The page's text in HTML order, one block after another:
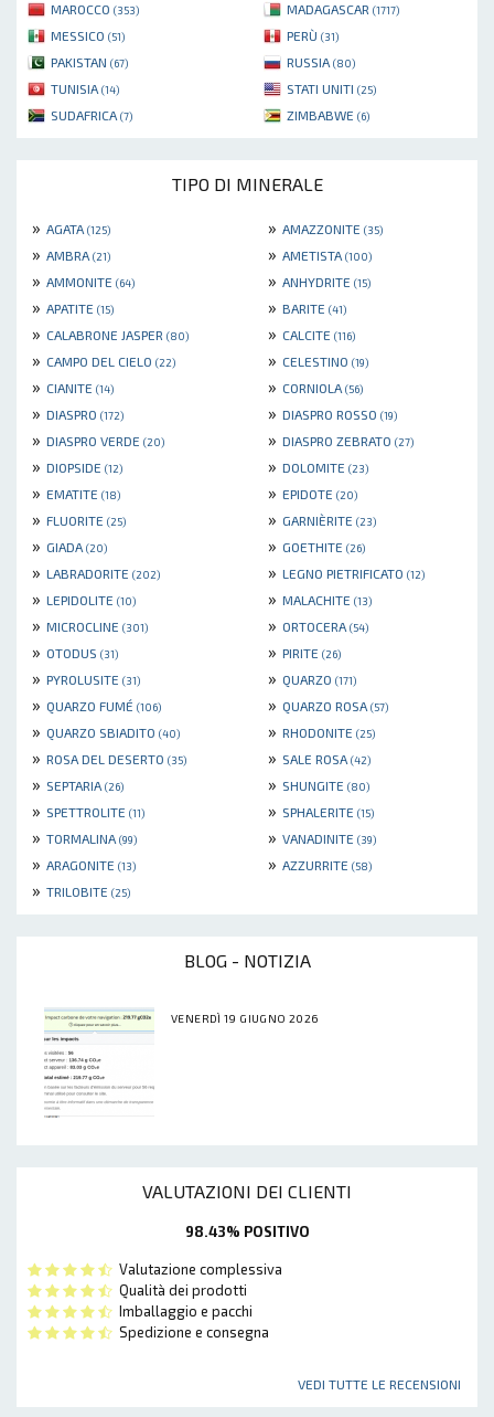
MAROCCO (353) MADAGASCAR (1717)
MESSICO (51) PERÙ (31)
PAKISTAN (67) RUSSIA (80)
TUNISIA (14) STATI UNITI (25)
SUDAFRICA (7) ZIMBABWE (6)
TIPO DI MINERALE
» AGATA (125) » AMAZZONITE (35)
» AMBRA (21) » AMETISTA (100)
» AMMONITE (64) » ANHYDRITE (15)
» APATITE (15) » BARITE (41)
» CALABRONE JASPER (80) » CALCITE (116)
» CAMPO DEL CIELO (22) » CELESTINO (19)
» CIANITE (14) » CORNIOLA (56)
» DIASPRO (172) » DIASPRO ROSSO (19)
» DIASPRO VERDE (20) » DIASPRO ZEBRATO (27)
» DIOPSIDE (12) » DOLOMITE (23)
» EMATITE (18) » EPIDOTE (20)
» FLUORITE (25) » GARNIÈRITE (23)
» GIADA (20) » GOETHITE (26)
» LABRADORITE (202) » LEGNO PIETRIFICATO (12)
» LEPIDOLITE (10) » MALACHITE (13)
» MICROCLINE (301) » ORTOCERA (54)
» OTODUS (31) » PIRITE (26)
» PYROLUSITE (31) » QUARZO (171)
» QUARZO FUMÉ (106) » QUARZO ROSA (57)
» QUARZO SBIADITO (40) » RHODONITE (25)
» ROSA DEL DESERTO (35) » SALE ROSA (42)
» SEPTARIA (26) » SHUNGITE (80)
» SPETTROLITE (11) » SPHALERITE (15)
» TORMALINA (99) » VANADINITE (39)
» ARAGONITE (13) » AZZURRITE (58)
» TRILOBITE (25)
BLOG - NOTIZIA
VENERDÌ 19 GIUGNO 2026
VALUTAZIONI DEI CLIENTI
98.43% POSITIVO
Valutazione complessiva
Qualità dei prodotti
Imballaggio e pacchi
Spedizione e consegna
VEDI TUTTE LE RECENSIONI